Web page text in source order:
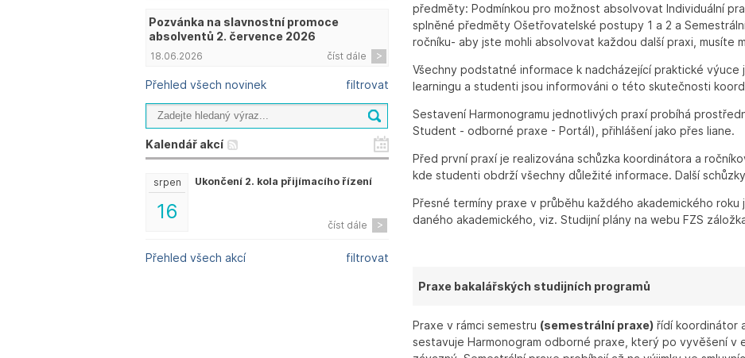
Pozvánka na slavnostní promoce
absolventů 2. července 2026
číst dále
18.06.2026
Přehled všech novinek filtrovat
Kalendář akcí
16
srpen Ukončení 2. kola přijímacího řízení
číst dále
Přehled všech akcí filtrovat
předměty: Podmínkou pro možnost absolvovat Individuální
splněné předměty Ošetřovatelské postupy 1 a 2 a
ročníku- aby jste mohli absolvovat každou další praxi, musíte
Všechny podstatné informace k nadcházející praktické
learningu a studenti jsou informováni o této skutečnosti
Sestavení Harmonogramu jednotlivých praxí probíhá
Student - odborné praxe - Portál), přihlášení jako přes liane.
Před první praxí je realizována schůzka koordinátora a
kde studenti obdrží všechny důležité informace. Další
Přesné termíny praxe v průběhu každého akademického roku
daného akademického, viz. Studijní plány na webu FZS
Praxe bakalářských studijních programů
Praxe v rámci semestru (semestrální praxe) řídí koordinátor
sestavuje Harmonogram odborné praxe, který po vyvěšení v